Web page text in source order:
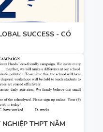
HỢP NĂNG
LỰC SỐ -
CẢ NĂM
TIẾNG ANH
TỪ VỰNG
VÀ NGỮ
PHÁP -
TIẾNG ANH
6 - HỌC KỲ
1 - FILE
SUCCESS - CÓ
THPT NĂM